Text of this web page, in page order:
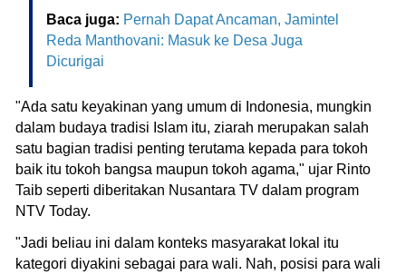
Baca juga: Pernah Dapat Ancaman, Jamintel
Reda Manthovani: Masuk ke Desa Juga
Dicurigai
"Ada satu keyakinan yang umum di Indonesia, mungkin
dalam budaya tradisi Islam itu, ziarah merupakan salah
satu bagian tradisi penting terutama kepada para tokoh
baik itu tokoh bangsa maupun tokoh agama," ujar Rinto
Taib seperti diberitakan Nusantara TV dalam program
NTV Today.
"Jadi beliau ini dalam konteks masyarakat lokal itu
kategori diyakini sebagai para wali. Nah, posisi para wali